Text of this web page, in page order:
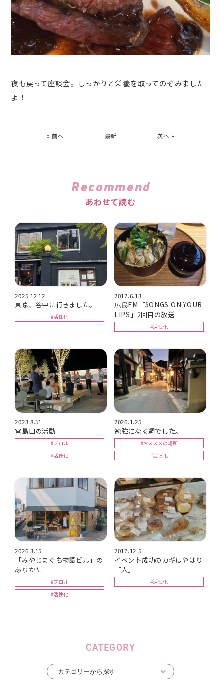
夜も戻って座談会。しっかりと栄養を取ってのぞみました
よ！
« 前へ 最新 次へ »
Recommend
あわせて読む
2025.12.12
東京、谷中に行きました。
#活性化
2017.6.13
広島FM「SONGS ON YOUR
LIPS」2回目の放送
#活性化
2023.8.31
宮島口の活動
#プロル
#活性化
2026.1.25
勉強になる週でした。
#おススメの場所
#活性化
2026.3.15
「みやじまぐち物語ビル」の
ありかた
#プロル
#活性化
2017.12.5
イベント成功のカギはやはり
「人」
#活性化
CATEGORY